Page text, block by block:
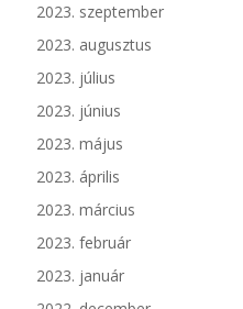
2023. szeptember
2023. augusztus
2023. július
2023. június
2023. május
2023. április
2023. március
2023. február
2023. január